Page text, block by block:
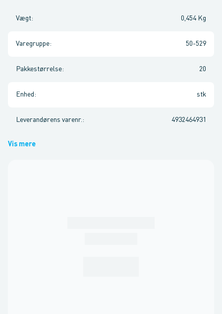
Vægt: 0,454 Kg
Varegruppe: 50-529
Pakkestørrelse: 20
Enhed : stk
Leverandørens varenr. : 4932464931
Vis mere